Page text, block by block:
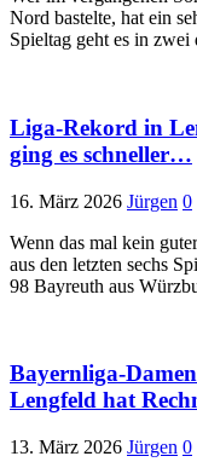
Nord bastelte, hat ein
Spieltag geht es in
Liga-Rekord in
ging es schneller…
16. März 2026 Jürgen 0
Wenn das mal kein
aus den letzten sechs
98 Bayreuth aus
Bayernliga-
Lengfeld hat
13. März 2026 Jürgen 0